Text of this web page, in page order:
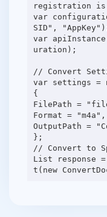
registration is
var
SID",
var apiInstance
uration);
// Convert
var settings =
{
FilePath =
Format = "m4a",
OutputPath =
};
// Convert to
List response =